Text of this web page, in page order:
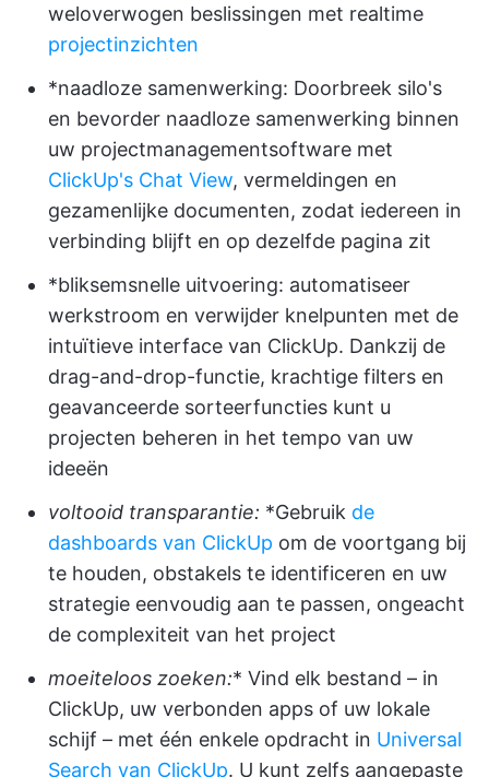
weloverwogen beslissingen met realtime
projectinzichten
*naadloze samenwerking: Doorbreek silo's
en bevorder naadloze samenwerking binnen
uw projectmanagementsoftware met
ClickUp's Chat View, vermeldingen en
gezamenlijke documenten, zodat iedereen in
verbinding blijft en op dezelfde pagina zit
*bliksemsnelle uitvoering: automatiseer
werkstroom en verwijder knelpunten met de
intuïtieve interface van ClickUp. Dankzij de
drag-and-drop-functie, krachtige filters en
geavanceerde sorteerfuncties kunt u
projecten beheren in het tempo van uw
ideeën
voltooid transparantie: *Gebruik de
dashboards van ClickUp om de voortgang bij
te houden, obstakels te identificeren en uw
strategie eenvoudig aan te passen, ongeacht
de complexiteit van het project
moeiteloos zoeken:* Vind elk bestand – in
ClickUp, uw verbonden apps of uw lokale
schijf – met één enkele opdracht in Universal
Search van ClickUp. U kunt zelfs aangepaste